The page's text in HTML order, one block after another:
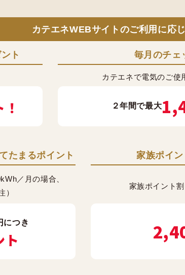
カテエネWEBサイトのご利用に応
ト 毎月のチェ
カテエネで電気のご使
２年間で最大
たまるポイント
／月の場合、
）
につき
ト
家族ポイ
家族ポイント